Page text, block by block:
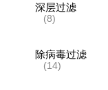
深层过滤
(8)
除病毒过滤
(14)